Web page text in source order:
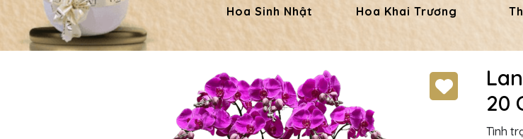
Hoa Sinh Nhật Hoa Khai Trương
20
Tình